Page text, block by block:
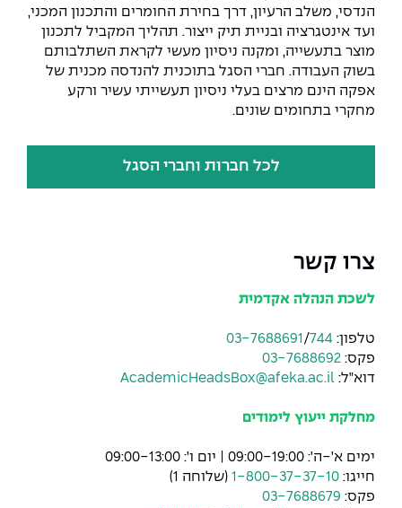
הנדסי, משלב הרעיון, דרך בחירת החומרים והתכנון המכני,
ועד אינטגרציה ובניית תיק ייצור. תהליך המקביל לתכנון
מוצר בתעשייה, ומקנה ניסיון מעשי לקראת השתלבותם
בשוק העבודה. חברי הסגל בתוכנית להנדסה מכנית של
אפקה הינם מרצים בעלי ניסיון תעשייתי עשיר ורקע
מחקרי בתחומים שונים.
לכל חברות וחברי הסגל
צרו קשר
לשכת הנהלה אקדמית
טלפון: 03-7688691 /744
פקס: 03-7688692
דוא"ל: AcademicHeadsBox@afeka.ac.il
מחלקת ייעוץ לימודים
ימים א'-ה': 09:00-19:00 | יום ו': 09:00-13:00
חייגו: 1-800-37-37-10 (שלוחה 1)
פקס: 03-7688679